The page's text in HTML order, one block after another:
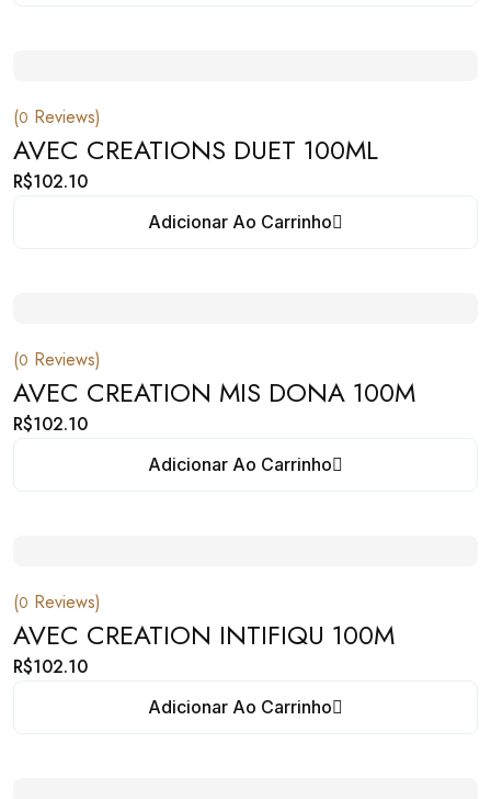
(0 Reviews)
AVEC CREATIONS DUET 100ML
R$102.10
Adicionar Ao Carrinho
(0 Reviews)
AVEC CREATION MIS DONA 100M
R$102.10
Adicionar Ao Carrinho
(0 Reviews)
AVEC CREATION INTIFIQU 100M
R$102.10
Adicionar Ao Carrinho